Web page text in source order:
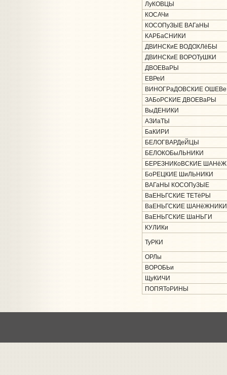
ЛуКОВЦЫ
КОСАЧи
КОСОПуЗЫЕ ВАГаНЫ
КАРБаСНИКИ
ДВИНСКиЕ ВОДОХЛёБЫ
ДВИНСКиЕ ВОРОТуШКИ
ДВОЕВаРЫ
ЕВРеИ
ВИНОГРаДОВСКИЕ
ЗАБоРСКИЕ ДВОЕВаРЫ
ВыДЕНИКИ
АЗИаТЫ
БаКИРИ
БЕЛОГВАРДеЙЦЫ
БЕЛОКОБыЛЬНИКИ
БЕРЕЗНИКоВСКИЕ
БоРЕЦКИЕ ШиЛЬНИКИ
ВАГаНЫ КОСОПуЗЫЕ
ВаЕНЬГСКИЕ ТЕТёРЫ
ВаЕНЬГСКИЕ ШАНёЖНИКИ
ВаЕНЬГСКИЕ ШаНЬГИ
КУЛИКи
ТуРКИ
ОРЛы
ВОРОБЬи
ЩуКИЧИ
ПОПЯТоРИНЫ